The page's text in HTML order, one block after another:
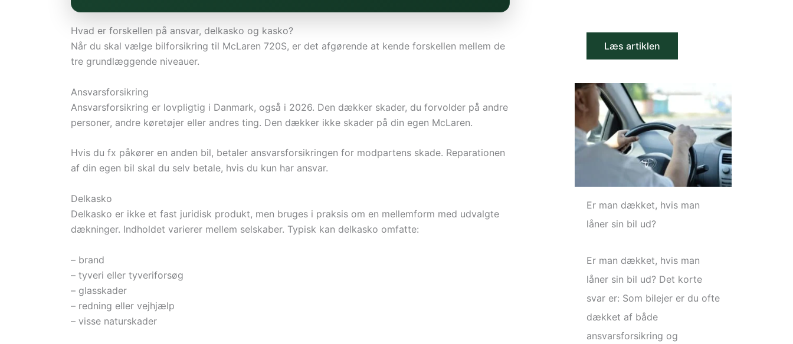
Hvad er forskellen på ansvar, delkasko og kasko?
Når du skal vælge bilforsikring til McLaren 720S, er det afgørende at kende forskellen mellem de
tre grundlæggende niveauer.
Ansvarsforsikring
Ansvarsforsikring er lovpligtig i Danmark, også i 2026. Den dækker skader, du forvolder på andre
personer, andre køretøjer eller andres ting. Den dækker ikke skader på din egen McLaren.
Hvis du fx påkører en anden bil, betaler ansvarsforsikringen for modpartens skade. Reparationen
af din egen bil skal du selv betale, hvis du kun har ansvar.
Delkasko
Delkasko er ikke et fast juridisk produkt, men bruges i praksis om en mellemform med udvalgte
dækninger. Indholdet varierer mellem selskaber. Typisk kan delkasko omfatte:
– brand
– tyveri eller tyveriforsøg
– glasskader
– redning eller vejhjælp
– visse naturskader
Læs artiklen
Er man dækket, hvis man
låner sin bil ud?
Er man dækket, hvis man
låner sin bil ud? Det korte
svar er: Som bilejer er du ofte
dækket af både
ansvarsforsikring og